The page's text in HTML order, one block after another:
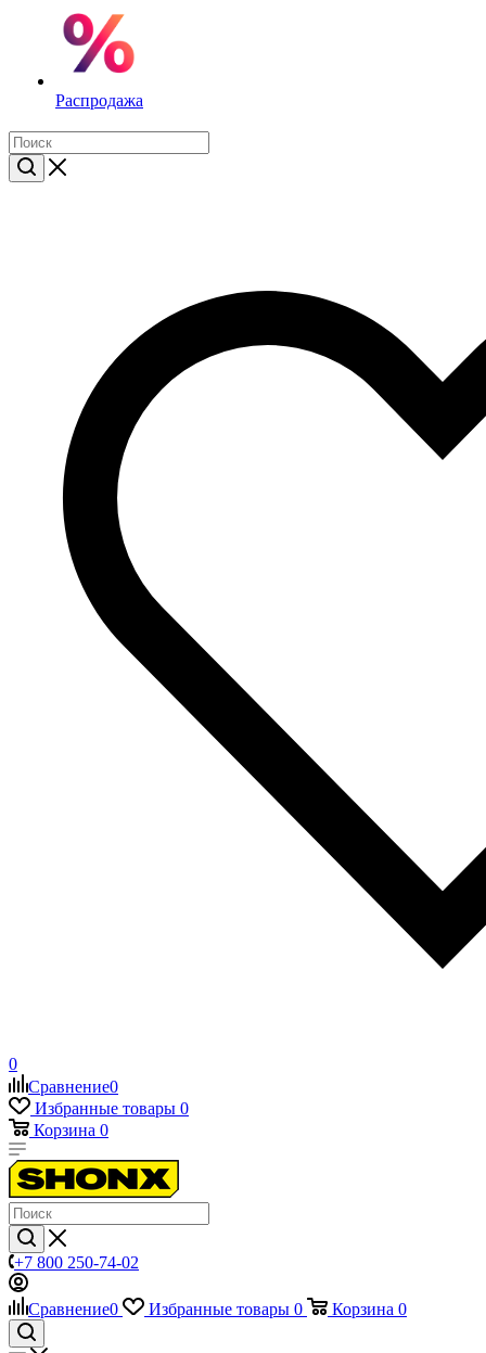
Распродажа
0
Сравнение0
Избранные товары 0
Корзина 0
+7 800 250-74-02
Сравнение0 Избранные товары 0 Корзина 0